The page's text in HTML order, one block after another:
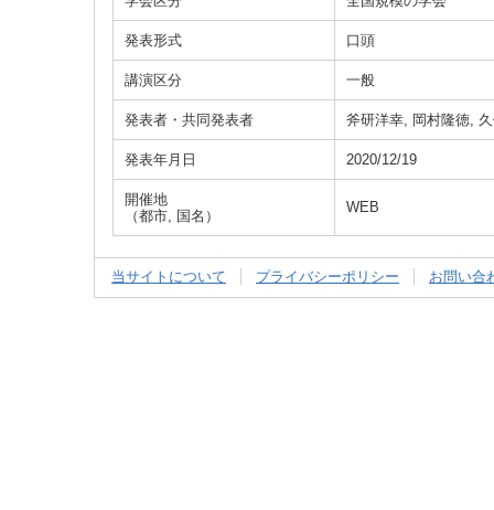
発表形式 口頭
講演区分 一般
発表者・共同発表者 斧研洋幸, 岡村隆徳,
発表年月日 2020/12/19
開催地
（都市, 国名）
WEB
当サイトについて プライバシーポリシー お問い合